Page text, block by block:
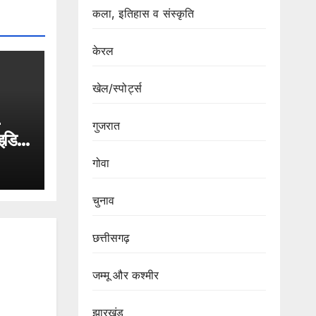
कला, इतिहास व संस्कृति
केरल
खेल/स्पोर्ट्स
गुजरात
गोवा
चुनाव
छत्तीसगढ़
जम्मू और कश्मीर
झारखंड